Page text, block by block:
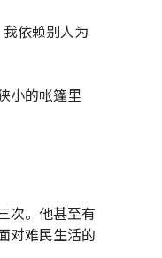
依赖别人为
小的帐篷里
次。他甚至有
对难民生活的